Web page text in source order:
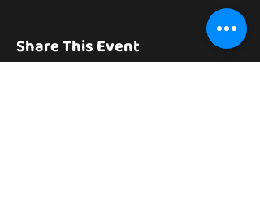
Share This Event